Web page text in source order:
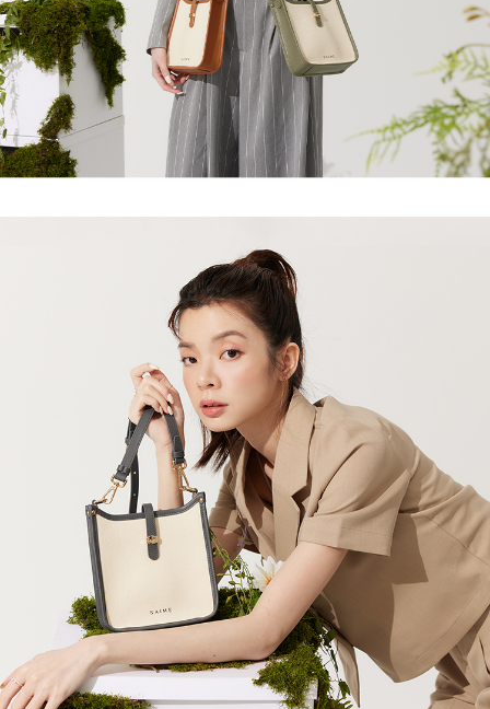
資料（包含姓名、電話或地址）提供予台灣大哥大進項蒐集、處理及利用，
由本公司與您本人進行分期帳單所需資料之確認、核對及更正。
3.完整用戶服務條款，請詳閱以下連結： https://oppay.tw/userRule
付款後7-11取貨
每筆NT$80，滿NT$1,500(含以上)免運費
宅配（無提供外島）
每筆NT$100，滿NT$1,500(含以上)免運費
宅配